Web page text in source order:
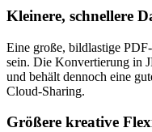
Kleinere, schnellere
Eine große, bildlastige
sein. Die Konvertierung in
und behält dennoch eine
Cloud-Sharing.
Größere kreative